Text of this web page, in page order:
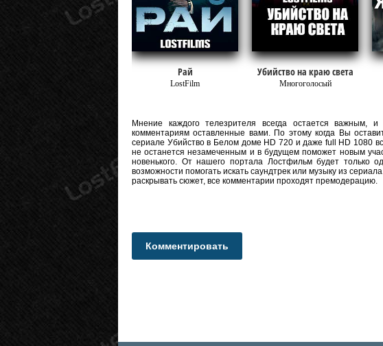
Рай
LostFilm
Убийство на краю света
Многоголосый
Мнение каждого телезрителя всегда остается
комментариям оставленные вами. По этому когда Вы
сериале Убийство в Белом доме HD 720 и даже full HD 1080
не останется незамеченным и в будущем поможет новым
новенького. От нашего портала Лостфильм будет только
возможности помогать искать саундтрек или музыку из
раскрывать сюжет, все комментарии проходят премодерацию.
Комментировать